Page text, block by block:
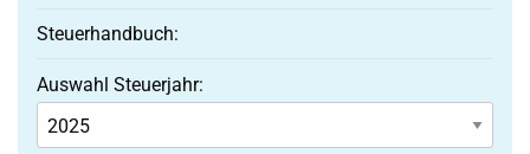
Steuerhandbuch:
Auswahl Steuerjahr: